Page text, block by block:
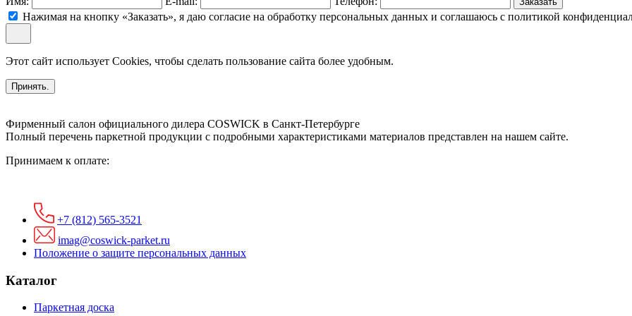
Нажимая на кнопку «Заказать», я даю согласие на обработку персональных данных и соглашаюсь c политикой
Этот сайт использует Cookies, чтобы сделать пользование сайта более удобным.
Принять.
Фирменный салон официального дилера COSWICK в Санкт-Петербурге
Полный перечень паркетной продукции с подробными характеристиками материалов представлен на нашем сайте.
Принимаем к оплате:
+7 (812) 565-3521
imag@coswick-parket.ru
Положение о защите персональных данных
Каталог
Паркетная доска